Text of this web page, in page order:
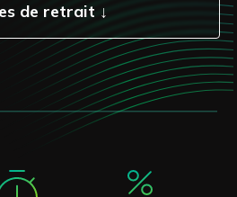
de retrait ↓